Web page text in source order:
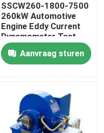
SSCW260-1800-7500
260kW Automotive
Engine Eddy Current
Dynamometer Test
Bench
Aanvraag sturen